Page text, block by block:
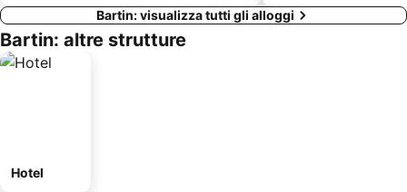
Bartin: visualizza tutti gli alloggi
Bartin: altre strutture
Hotel